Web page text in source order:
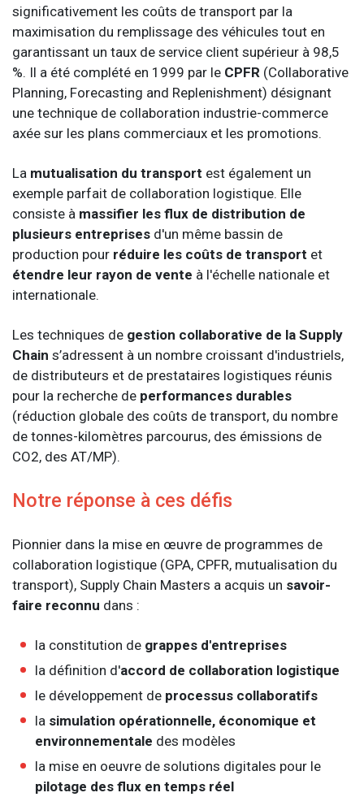
significativement les coûts de transport par la
maximisation du remplissage des véhicules tout en
garantissant un taux de service client supérieur à 98,5
%. Il a été complété en 1999 par le CPFR (Collaborative
Planning, Forecasting and Replenishment) désignant
une technique de collaboration industrie-commerce
axée sur les plans commerciaux et les promotions.
La mutualisation du transport est également un
exemple parfait de collaboration logistique. Elle
consiste à massifier les flux de distribution de
plusieurs entreprises d'un même bassin de
production pour réduire les coûts de transport et
étendre leur rayon de vente à l'échelle nationale et
internationale.
Les techniques de gestion collaborative de la Supply
Chain s’adressent à un nombre croissant d'industriels,
de distributeurs et de prestataires logistiques réunis
pour la recherche de performances durables
(réduction globale des coûts de transport, du nombre
de tonnes-kilomètres parcourus, des émissions de
CO2, des AT/MP).
Notre réponse à ces défis
Pionnier dans la mise en œuvre de programmes de
collaboration logistique (GPA, CPFR, mutualisation du
transport), Supply Chain Masters a acquis un savoir-
faire reconnu dans :
la constitution de grappes d'entreprises
la définition d'accord de collaboration logistique
le développement de processus collaboratifs
la simulation opérationnelle, économique et
environnementale des modèles
la mise en oeuvre de solutions digitales pour le
pilotage des flux en temps réel